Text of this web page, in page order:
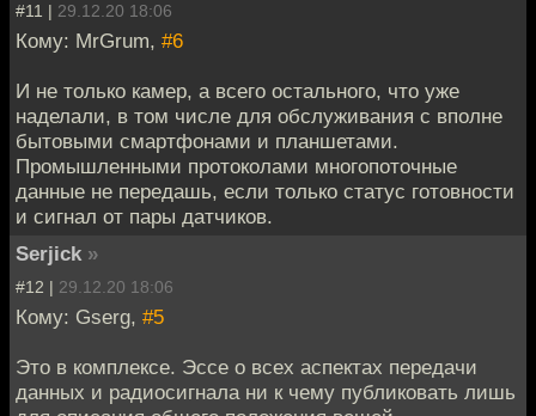
#11 | 29.12.20 18:06
Кому: MrGrum, #6
И не только камер, а всего остального, что уже
наделали, в том числе для обслуживания с вполне
бытовыми смартфонами и планшетами.
Промышленными протоколами многопоточные
данные не передашь, если только статус готовности
и сигнал от пары датчиков.
Serjick »
#12 | 29.12.20 18:06
Кому: Gserg, #5
Это в комплексе. Эссе о всех аспектах передачи
данных и радиосигнала ни к чему публиковать лишь